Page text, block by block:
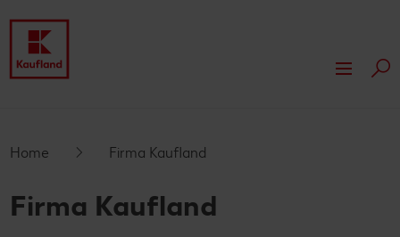
Przejdź do
Stopka
Pływający pasek boczny
Nasze wartości
Odpowiedzialność
Home Firma Kaufland
Firma Kaufland